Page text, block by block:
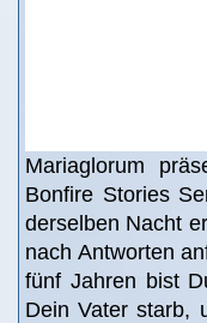
Mariaglorum
Bonfire Stories
derselben Nacht
nach Antworten
fünf Jahren bist
Dein Vater starb,